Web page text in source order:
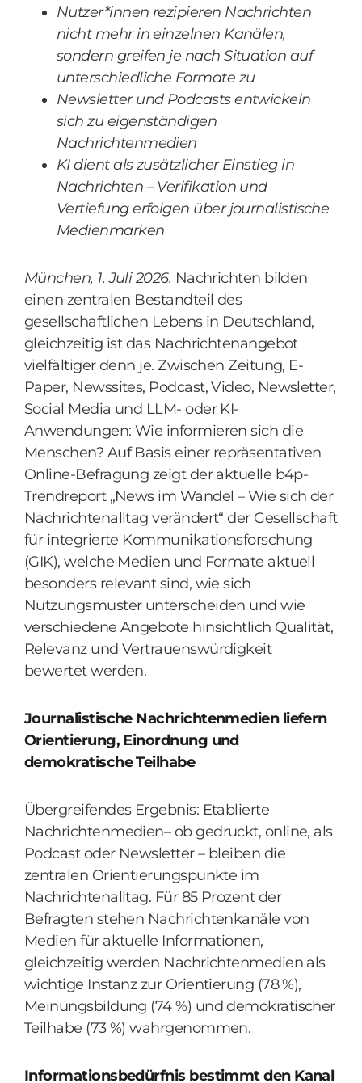
Nutzer*innen rezipieren Nachrichten
nicht mehr in einzelnen Kanälen,
sondern greifen je nach Situation auf
unterschiedliche Formate zu
Newsletter und Podcasts entwickeln
sich zu eigenständigen
Nachrichtenmedien
KI dient als zusätzlicher Einstieg in
Nachrichten – Verifikation und
Vertiefung erfolgen über journalistische
Medienmarken
München, 1. Juli 2026. Nachrichten bilden
einen zentralen Bestandteil des
gesellschaftlichen Lebens in Deutschland,
gleichzeitig ist das Nachrichtenangebot
vielfältiger denn je. Zwischen Zeitung, E-
Paper, Newssites, Podcast, Video, Newsletter,
Social Media und LLM- oder KI-
Anwendungen: Wie informieren sich die
Menschen? Auf Basis einer repräsentativen
Online-Befragung zeigt der aktuelle b4p-
Trendreport „News im Wandel – Wie sich der
Nachrichtenalltag verändert“ der Gesellschaft
für integrierte Kommunikationsforschung
(GIK), welche Medien und Formate aktuell
besonders relevant sind, wie sich
Nutzungsmuster unterscheiden und wie
verschiedene Angebote hinsichtlich Qualität,
Relevanz und Vertrauenswürdigkeit
bewertet werden.
Journalistische Nachrichtenmedien liefern
Orientierung, Einordnung und
demokratische Teilhabe
Übergreifendes Ergebnis: Etablierte
Nachrichtenmedien– ob gedruckt, online, als
Podcast oder Newsletter – bleiben die
zentralen Orientierungspunkte im
Nachrichtenalltag. Für 85 Prozent der
Befragten stehen Nachrichtenkanäle von
Medien für aktuelle Informationen,
gleichzeitig werden Nachrichtenmedien als
wichtige Instanz zur Orientierung (78 %),
Meinungsbildung (74 %) und demokratischer
Teilhabe (73 %) wahrgenommen.
Informationsbedürfnis bestimmt den Kanal